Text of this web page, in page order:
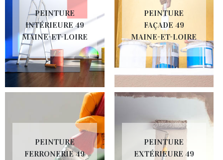
PEINTURE
INTÉRIEURE 49
MAINE-ET-LOIRE
PEINTURE
FAÇADE 49
MAINE-ET-LOIRE
PEINTURE
FERRONERIE 49
PEINTURE
EXTÉRIEURE 49